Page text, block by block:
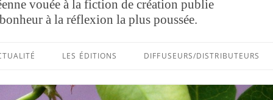
vouée à la fiction de création publie
à la réflexion la plus poussée.
au
LES ÉDITIONS DIFFUSEURS/DISTRIBUTEURS